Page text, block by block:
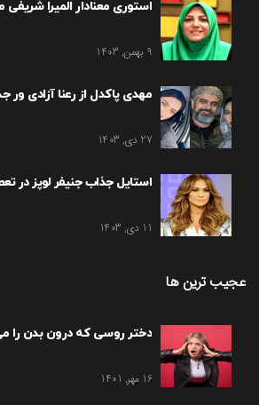
استوری معنادار المیرا شریفی
9 بهمن, 1403
مهدی پاکدل از رعنا آزادی ور
27 دی, 1403
استایل جذاب جنیفر لوپز در
11 دی, 1403
عجیب ترین ها
دختر روسی که درون بدن را
16 مهر, 1401